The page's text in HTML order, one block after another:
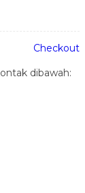
Checkout
dibawah: